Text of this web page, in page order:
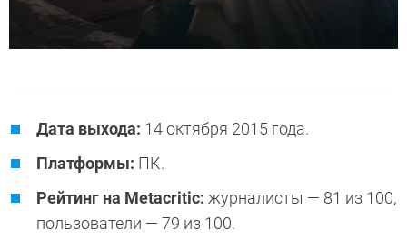
Дата выхода: 14 октября 2015 года.
Платформы: ПК.
Рейтинг на Metacritic: журналисты — 81 из 100,
пользователи — 79 из 100.